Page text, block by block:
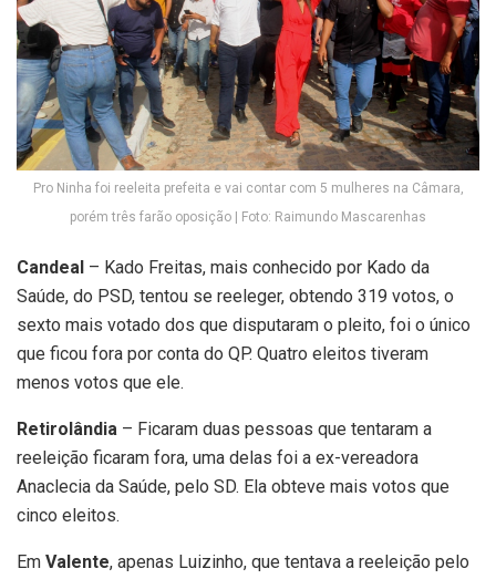
Pro Ninha foi reeleita prefeita e vai contar com 5 mulheres na Câmara,
porém três farão oposição | Foto: Raimundo Mascarenhas
Candeal – Kado Freitas, mais conhecido por Kado da
Saúde, do PSD, tentou se reeleger, obtendo 319 votos, o
sexto mais votado dos que disputaram o pleito, foi o único
que ficou fora por conta do QP. Quatro eleitos tiveram
menos votos que ele.
Retirolândia – Ficaram duas pessoas que tentaram a
reeleição ficaram fora, uma delas foi a ex-vereadora
Anaclecia da Saúde, pelo SD. Ela obteve mais votos que
cinco eleitos.
Em Valente, apenas Luizinho, que tentava a reeleição pelo